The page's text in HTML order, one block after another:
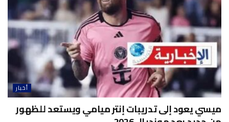
أخبار
ميسي يعود إلى تدريبات إنتر ميامي ويستعد للظهور